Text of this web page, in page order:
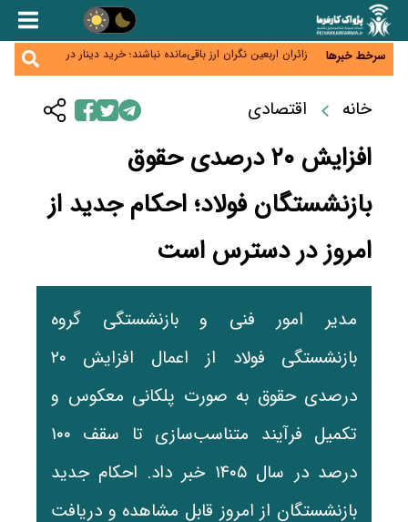
سرخط خبرها
همایش و مسابقه نذری ماه صفر برگزار شد
زائران اربعین نگران ارز باقی‌مانده نباشند؛ خرید دینار در
بانک‌ها و صرافی‌ها
شبکه کمتر توسعه می‌یابد
تأمین سرمایه در گردش بدون خلق نقدینگی؛ نقش
خانه اقتصادی
افزایش ۲۰ درصدی حقوق
بازنشستگان فولاد؛ احکام جدید از
امروز در دسترس است
مدیر امور فنی و بازنشستگی گروه
بازنشستگی فولاد از اعمال افزایش ۲۰
درصدی حقوق به صورت پلکانی معکوس و
تکمیل فرآیند متناسب‌سازی تا سقف ۱۰۰
درصد در سال ۱۴۰۵ خبر داد. احکام جدید
بازنشستگان از امروز قابل مشاهده و دریافت